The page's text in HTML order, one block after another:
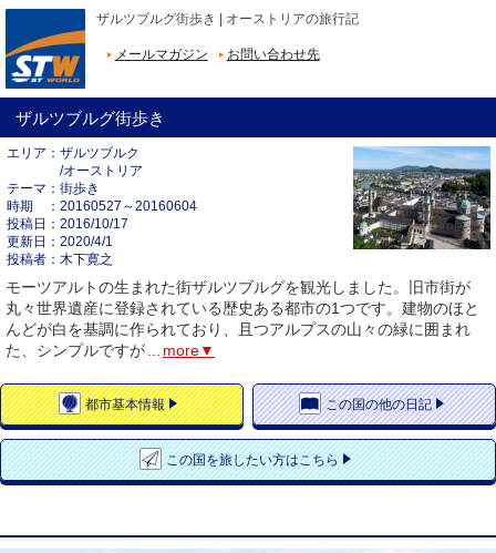
ザルツブルグ街歩き | オーストリアの旅行記
メールマガジン お問い合わせ先
ザルツブルグ街歩き
エリア
ザルツブルク
/オーストリア
テーマ
街歩き
時期
20160527～20160604
投稿日
2016/10/17
更新日
2020/4/1
投稿者
木下寛之
モーツアルトの生まれた街ザルツブルグを観光しました。旧市街が
丸々世界遺産に登録されている歴史ある都市の1つです。建物のほと
んどが白を基調に作られており、且つアルプスの山々の緑に囲まれ
た、シンプルですが
more▼
都市基本情報 この国の他の日記
この国を旅したい方はこちら